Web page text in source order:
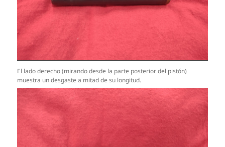
El lado derecho (mirando desde la parte posterior del pistón)
muestra un desgaste a mitad de su longitud.